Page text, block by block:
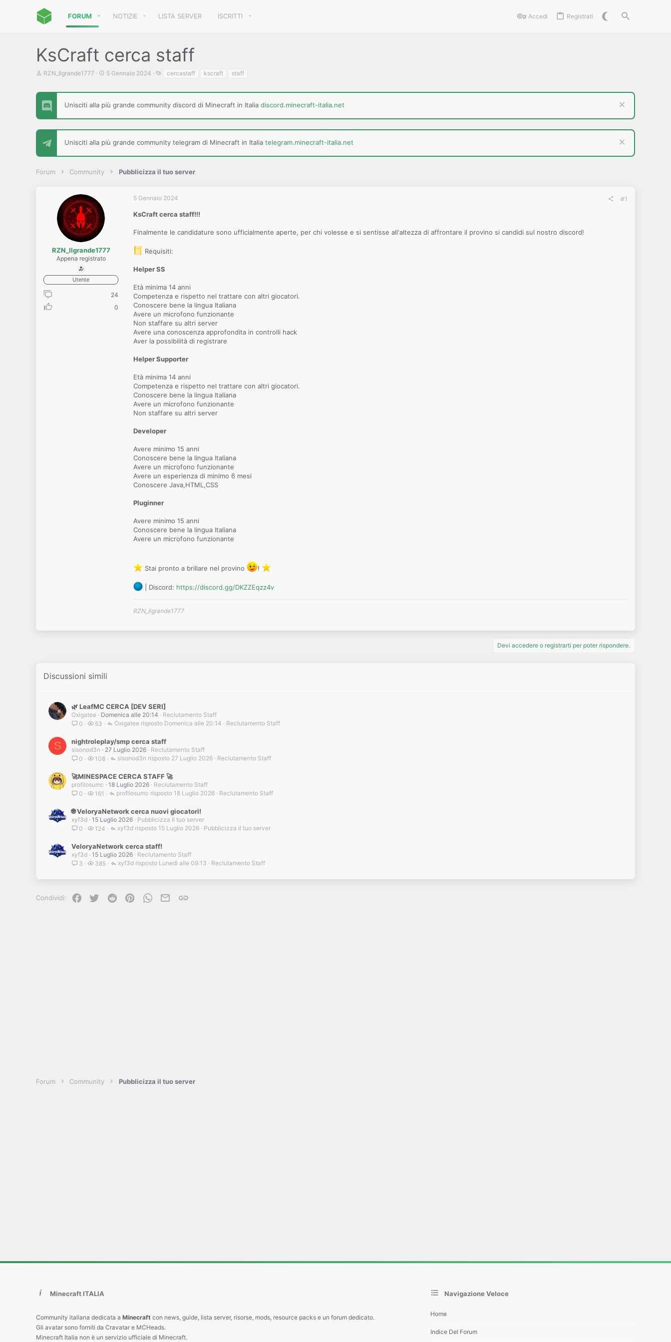
FORUM NOTIZIE LISTA SERVER ISCRITTI Accedi Registrati
KsCraft cerca staff
C
t
o
r
e
i
s
RZN_Ilgrande1777
D
d
i
n
z
5 Gennaio 2024 cercastaff kscraft staff
Unisciti alla più grande community discord di Minecraft in Italia discord.minecraft-italia.net
Unisciti alla più grande community telegram di Minecraft in Italia telegram.minecraft-italia.net
Forum Community Pubblicizza il tuo server
RZN_Ilgrande1777
Appena registrato
Utente
24
0
5 Gennaio 2024 #1
KsCraft cerca staff!!!
Finalmente le candidature sono ufficialmente aperte, per chi volesse e si sentisse all'altezza di affrontare il provino si candidi sul nostro discord!
Requisiti:
Helper SS
Età minima 14 anni
Competenza e rispetto nel trattare con altri giocatori.
Conoscere bene la lingua Italiana
Avere un microfono funzionante
Non staffare su altri server
Avere una conoscenza approfondita in controlli hack
Aver la possibilità di registrare
Helper Supporter
Età minima 14 anni
Competenza e rispetto nel trattare con altri giocatori.
Conoscere bene la lingua Italiana
Avere un microfono funzionante
Non staffare su altri server
Developer
Avere minimo 15 anni
Conoscere bene la lingua Italiana
Avere un microfono funzionante
Avere un esperienza di minimo 6 mesi
Conoscere Java,HTML,CSS
Pluginner
Avere minimo 15 anni
Conoscere bene la lingua Italiana
Avere un microfono funzionante
Stai pronto a brillare nel provino !
| Discord: https://discord.gg/DKZZEqzz4v
RZN_Ilgrande1777
Devi accedere o registrarti per poter rispondere.
Discussioni simili
🌿 LeafMC CERCA [DEV SERI]
Oxigatee Domenica alle 20:14
Reclutamento Staff
0
53 Reclutamento Staff
Domenica alle 20:14
Oxigatee
S nightroleplay/smp cerca staff
sisonod3n 27 Luglio 2026
Reclutamento Staff
0
108 Reclutamento Staff
27 Luglio 2026
sisonod3n
🚀MINESPACE CERCA STAFF 🚀
profilosumc 18 Luglio 2026
Reclutamento Staff
0
161 Reclutamento Staff
18 Luglio 2026
profilosumc
🌐 VeloryaNetwork cerca nuovi giocatori!
xyf3d 15 Luglio 2026
Pubblicizza il tuo server
0
124 Pubblicizza il tuo server
15 Luglio 2026
xyf3d
VeloryaNetwork cerca staff!
xyf3d 15 Luglio 2026
Reclutamento Staff
3
385 Reclutamento Staff
Lunedì alle 09:13
xyf3d
Condividi: Facebook
Twitter Reddit PinterestWhatsApp
e-mailLink
Forum Community Pubblicizza il tuo server
Minecraft ITALIA
Community italiana dedicata a Minecraft con news, guide, lista server, risorse, mods, resource packs e un forum dedicato.
Gli avatar sono forniti da Cravatar e MCHeads.
Minecraft Italia non è un servizio ufficiale di Minecraft.
Navigazione Veloce
Home
Indice Del Forum